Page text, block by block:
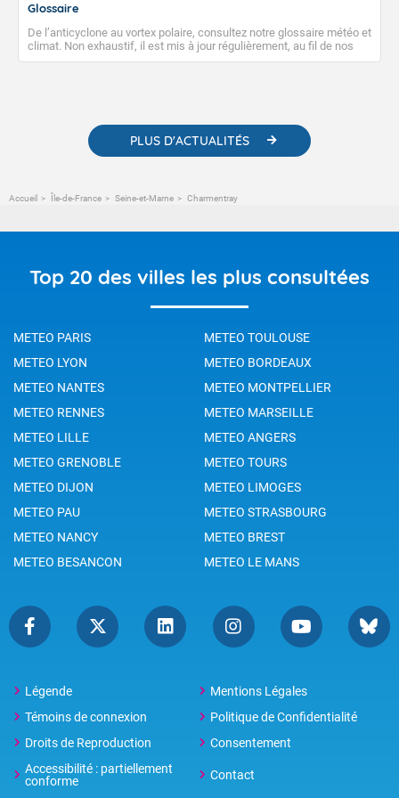
Glossaire
De l’anticyclone au vortex polaire, consultez notre glossaire météo et
climat. Non exhaustif, il est mis à jour régulièrement, au fil de nos
publications. Vous y trouverez également des liens utiles vers nos
PLUS D'ACTUALITÉS
Accueil Île-de-France Seine-et-Marne Charmentray
Top 20 des villes les plus consultées
METEO PARIS
METEO TOULOUSE
METEO LYON
METEO BORDEAUX
METEO NANTES
METEO MONTPELLIER
METEO RENNES
METEO MARSEILLE
METEO LILLE
METEO ANGERS
METEO GRENOBLE
METEO TOURS
METEO DIJON
METEO LIMOGES
METEO PAU
METEO STRASBOURG
METEO NANCY
METEO BREST
METEO BESANCON
METEO LE MANS
Légende
Mentions Légales
Témoins de connexion
Politique de Confidentialité
Droits de Reproduction
Consentement
Accessibilité : partiellement
conforme
Contact